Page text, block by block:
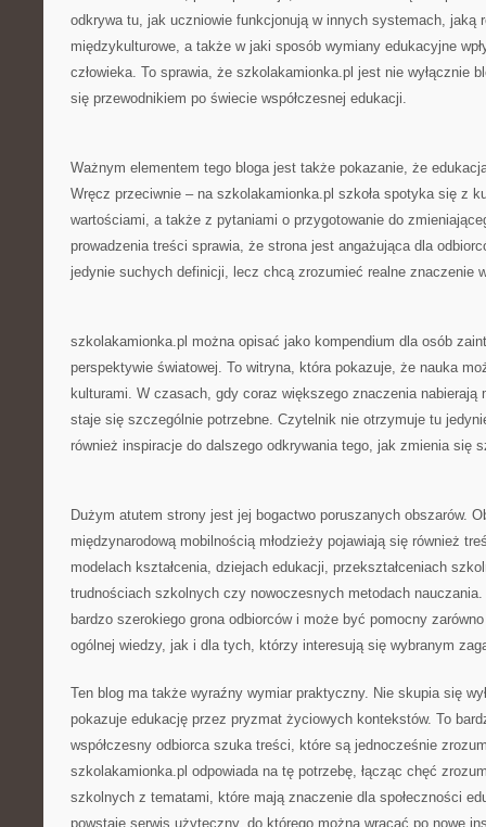
odkrywa tu, jak uczniowie funkcjonują w innych systemach, jaką
międzykulturowe, a także w jaki sposób wymiany edukacyjne
człowieka. To sprawia, że szkolakamionka.pl jest nie wyłącznie
się przewodnikiem po świecie współczesnej edukacji.
Ważnym elementem tego bloga jest także pokazanie, że
Wręcz przeciwnie – na szkolakamionka.pl szkoła spotyka się z
wartościami, a także z pytaniami o przygotowanie do
prowadzenia treści sprawia, że strona jest angażująca dla
jedynie suchych definicji, lecz chcą zrozumieć realne znaczenie
szkolakamionka.pl można opisać jako kompendium dla osób
perspektywie światowej. To witryna, która pokazuje, że nauka
kulturami. W czasach, gdy coraz większego znaczenia nabierają
staje się szczególnie potrzebne. Czytelnik nie otrzymuje tu
również inspiracje do dalszego odkrywania tego, jak zmienia się
Dużym atutem strony jest jej bogactwo poruszanych obszarów.
międzynarodową mobilnością młodzieży pojawiają się również
modelach kształcenia, dziejach edukacji, przekształceniach
trudnościach szkolnych czy nowoczesnych metodach
bardzo szerokiego grona odbiorców i może być pomocny
ogólnej wiedzy, jak i dla tych, którzy interesują się wybranym
Ten blog ma także wyraźny wymiar praktyczny. Nie skupia się
pokazuje edukację przez pryzmat życiowych kontekstów. To
współczesny odbiorca szuka treści, które są jednocześnie
szkolakamionka.pl odpowiada na tę potrzebę, łącząc chęć
szkolnych z tematami, które mają znaczenie dla społeczności
powstaje serwis użyteczny, do którego można wracać po nowe